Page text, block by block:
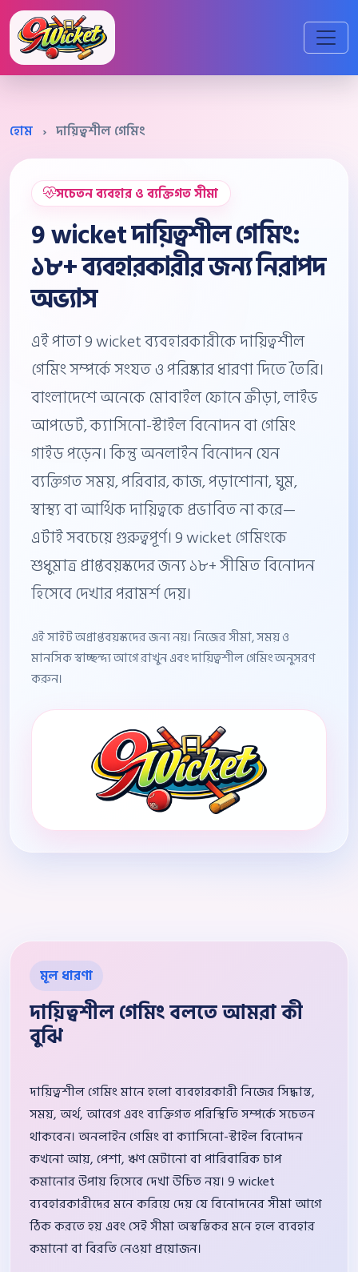
হোম › দায়িত্বশীল গেমিং
সচেতন ব্যবহার ও ব্যক্তিগত সীমা
9 wicket দায়িত্বশীল গেমিং:
১৮+ ব্যবহারকারীর জন্য নিরাপদ
অভ্যাস
এই পাতা 9 wicket ব্যবহারকারীকে দায়িত্বশীল
গেমিং সম্পর্কে সংযত ও পরিষ্কার ধারণা দিতে তৈরি।
বাংলাদেশে অনেকে মোবাইল ফোনে ক্রীড়া, লাইভ
আপডেট, ক্যাসিনো-স্টাইল বিনোদন বা গেমিং
গাইড পড়েন। কিন্তু অনলাইন বিনোদন যেন
ব্যক্তিগত সময়, পরিবার, কাজ, পড়াশোনা, ঘুম,
স্বাস্থ্য বা আর্থিক দায়িত্বকে প্রভাবিত না করে—
এটাই সবচেয়ে গুরুত্বপূর্ণ। 9 wicket গেমিংকে
শুধুমাত্র প্রাপ্তবয়স্কদের জন্য ১৮+ সীমিত বিনোদন
হিসেবে দেখার পরামর্শ দেয়।
এই সাইট অপ্রাপ্তবয়স্কদের জন্য নয়। নিজের সীমা, সময় ও
মানসিক স্বাচ্ছন্দ্য আগে রাখুন এবং দায়িত্বশীল গেমিং অনুসরণ
করুন।
মূল ধারণা
দায়িত্বশীল গেমিং বলতে আমরা কী
বুঝি
দায়িত্বশীল গেমিং মানে হলো ব্যবহারকারী নিজের সিদ্ধান্ত,
সময়, অর্থ, আবেগ এবং ব্যক্তিগত পরিস্থিতি সম্পর্কে সচেতন
থাকবেন। অনলাইন গেমিং বা ক্যাসিনো-স্টাইল বিনোদন
কখনো আয়, পেশা, ঋণ মেটানো বা পারিবারিক চাপ
কমানোর উপায় হিসেবে দেখা উচিত নয়। 9 wicket
ব্যবহারকারীদের মনে করিয়ে দেয় যে বিনোদনের সীমা আগে
ঠিক করতে হয় এবং সেই সীমা অস্বস্তিকর মনে হলে ব্যবহার
কমানো বা বিরতি নেওয়া প্রয়োজন।